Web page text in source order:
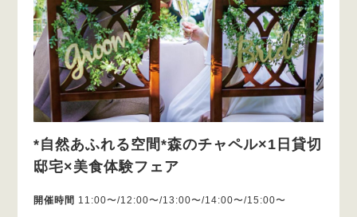
*自然あふれる空間*森のチャペル×1日貸切
邸宅×美食体験フェア
開催時間 11:00〜/12:00〜/13:00〜/14:00〜/15:00〜